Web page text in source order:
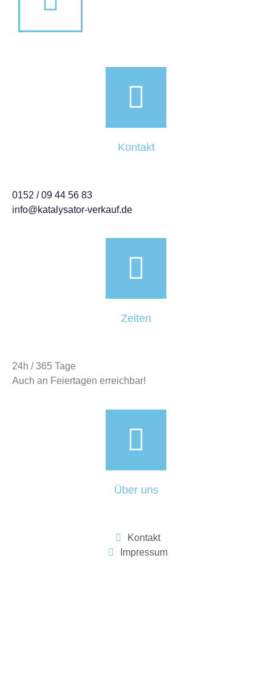
Kontakt
0152 / 09 44 56 83
info@katalysator-verkauf.de
Zeiten
24h / 365 Tage
Auch an Feiertagen erreichbar!
Über uns
Kontakt
Impressum